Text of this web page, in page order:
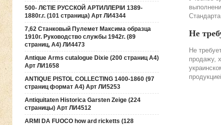
500- ЛЄТІЕ РУССКОЙ АРТИЛЛЕРІИ 1389-
1880г.г. (101 страница) Арт ЛИ4344
7,62 Станковый Пулемет Максима образца
1910г. Руководство службы 1942г. (89
страниц, А4) ЛИ4473
Antique Arms cutalogue Dixie (200 страниц А4)
Арт ЛИ1658
ANTIQUE PISTOL COLLECTING 1400-1860 (97
страниц формат А4) Арт ЛИ5253
Antiquitaten Historica Garsten Zeige (224
страницы) Арт ЛИ4512
ARMI DA FUOCO how ard ricketts (128
Не
Не
продажу,